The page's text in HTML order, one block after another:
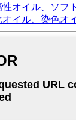
オイル、ソフ
イル、染色オ